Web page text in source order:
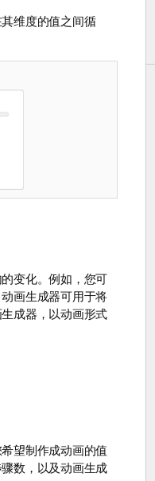
维度的值之间循
变化。例如，您可
画生成器可用于将
成器，以动画形式
望制作成动画的值
数，以及动画生成